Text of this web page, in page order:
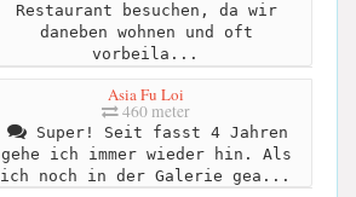
Restaurant besuchen, da wir
daneben wohnen und oft
vorbeila...
Asia Fu Loi
460 meter
Super! Seit fasst 4 Jahren
gehe ich immer wieder hin. Als
ich noch in der Galerie gea...